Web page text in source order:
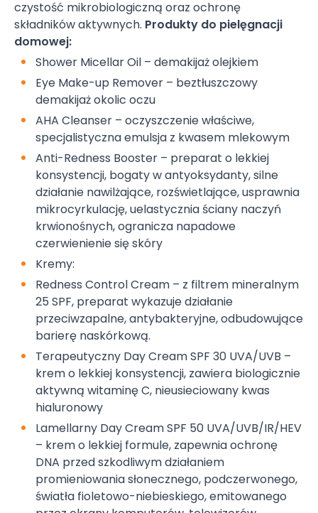
czystość mikrobiologiczną oraz ochronę
składników aktywnych. Produkty do pielęgnacji
domowej:
Shower Micellar Oil – demakijaż olejkiem
Eye Make-up Remover – beztłuszczowy
demakijaż okolic oczu
AHA Cleanser – oczyszczenie właściwe,
specjalistyczna emulsja z kwasem mlekowym
Anti-Redness Booster – preparat o lekkiej
konsystencji, bogaty w antyoksydanty, silne
działanie nawilżające, rozświetlające, usprawnia
mikrocyrkulację, uelastycznia ściany naczyń
krwionośnych, ogranicza napadowe
czerwienienie się skóry
Kremy:
Redness Control Cream – z filtrem mineralnym
25 SPF, preparat wykazuje działanie
przeciwzapalne, antybakteryjne, odbudowujące
barierę naskórkową.
Terapeutyczny Day Cream SPF 30 UVA/UVB –
krem o lekkiej konsystencji, zawiera biologicznie
aktywną witaminę C, nieusieciowany kwas
hialuronowy
Lamellarny Day Cream SPF 50 UVA/UVB/IR/HEV
– krem o lekkiej formule, zapewnia ochronę
DNA przed szkodliwym działaniem
promieniowania słonecznego, podczerwonego,
światła fioletowo-niebieskiego, emitowanego